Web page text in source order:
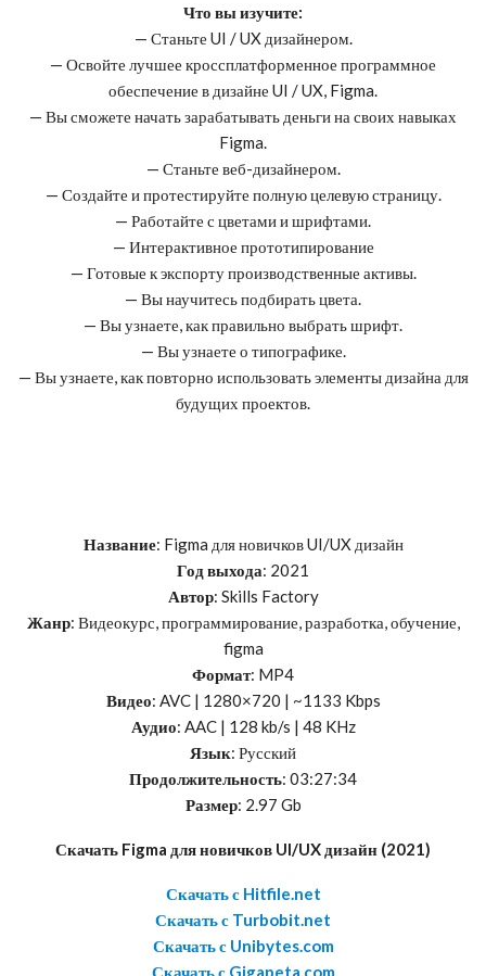
Что вы изучите:
— Станьте UI / UX дизайнером.
— Освойте лучшее кроссплатформенное программное
обеспечение в дизайне UI / UX, Figma.
— Вы сможете начать зарабатывать деньги на своих навыках
Figma.
— Станьте веб-дизайнером.
— Создайте и протестируйте полную целевую страницу.
— Работайте с цветами и шрифтами.
— Интерактивное прототипирование
— Готовые к экспорту производственные активы.
— Вы научитесь подбирать цвета.
— Вы узнаете, как правильно выбрать шрифт.
— Вы узнаете о типографике.
— Вы узнаете, как повторно использовать элементы дизайна для
будущих проектов.
Название: Figma для новичков UI/UX дизайн
Год выхода: 2021
Автор: Skills Factory
Жанр: Видеокурс, программирование, разработка, обучение,
figma
Формат: MP4
Видео: AVC | 1280×720 | ~1133 Kbps
Аудио: AAC | 128 kb/s | 48 KHz
Язык: Русский
Продолжительность: 03:27:34
Размер: 2.97 Gb
Скачать Figma для новичков UI/UX дизайн (2021)
Скачать с Hitfile.net
Скачать с Turbobit.net
Скачать с Unibytes.com
Скачать с Gigapeta.com